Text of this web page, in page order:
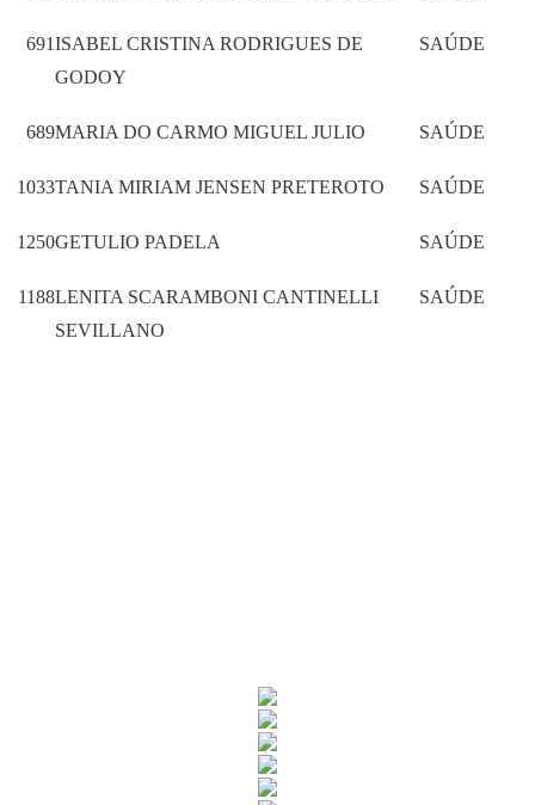
691ISABEL CRISTINA RODRIGUES DE
GODOY
SAÚDE
689MARIA DO CARMO MIGUEL JULIO SAÚDE
1033TANIA MIRIAM JENSEN PRETEROTO SAÚDE
1250GETULIO PADELA SAÚDE
1188LENITA SCARAMBONI CANTINELLI
SEVILLANO
SAÚDE